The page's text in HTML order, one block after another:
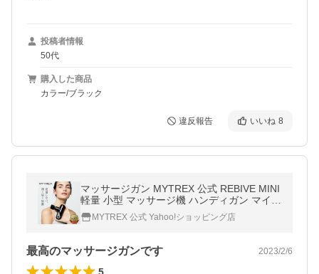
投稿者情報
50代
購入した商品
カラー/ブラック
違反報告 いいね 8
マッサージガン MYTREX 公式 REBIVE MINI
軽量 小型 マッサージ機 ハンディガン マイト
レックス リバイブミニ 爆買
MYTREX 公式 Yahoo!ショッピング店
最高のマッサージガンです 2023/2/6
5